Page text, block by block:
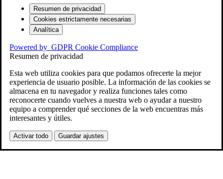
Resumen de privacidad
Cookies estrictamente necesarias
Analítica
Powered by GDPR Cookie Compliance
Resumen de privacidad
Esta web utiliza cookies para que podamos ofrecerte la mejor
experiencia de usuario posible. La información de las cookies se
almacena en tu navegador y realiza funciones tales como
reconocerte cuando vuelves a nuestra web o ayudar a nuestro
equipo a comprender qué secciones de la web encuentras más
interesantes y útiles.
Activar todo Guardar ajustes